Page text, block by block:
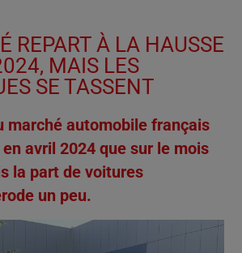
REPART À LA HAUSSE
MAIS LES
SE TASSENT
marché automobile français
avril 2024 que sur le mois
la part de voitures
un peu.